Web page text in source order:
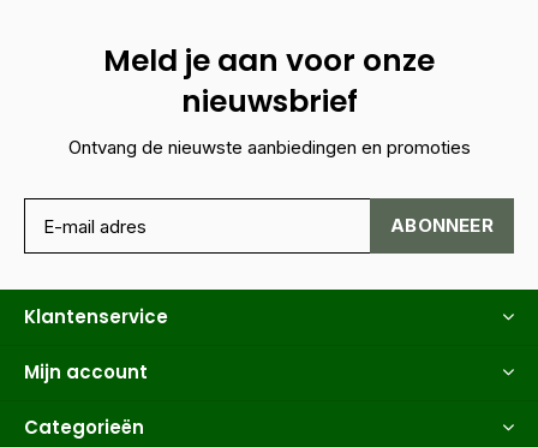
Meld je aan voor onze
nieuwsbrief
Ontvang de nieuwste aanbiedingen en promoties
ABONNEER
Klantenservice
Mijn account
Categorieën